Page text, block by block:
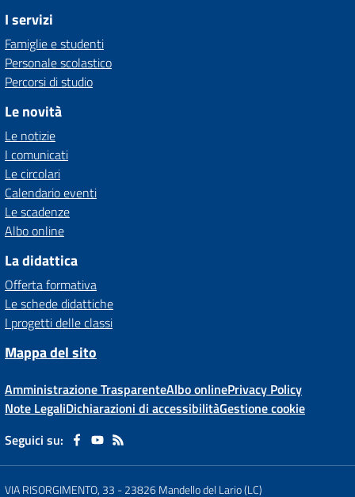
I servizi
Famiglie e studenti
Personale scolastico
Percorsi di studio
Le novità
Le notizie
I comunicati
Le circolari
Calendario eventi
Le scadenze
Albo online
La didattica
Offerta formativa
Le schede didattiche
I progetti delle classi
Mappa del sito
Amministrazione TrasparenteAlbo onlinePrivacy Policy
Note LegaliDichiarazioni di accessibilitàGestione cookie
Seguici su:
VIA RISORGIMENTO, 33 -23826 Mandello del Lario (LC)